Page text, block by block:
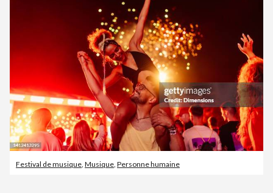
Festival de musique, Musique, Personne humaine